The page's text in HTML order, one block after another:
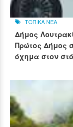
ΤΟΠΙΚΑ ΝΕΑ
Δήμος
Πρώτος Δήμος
όχημα στον